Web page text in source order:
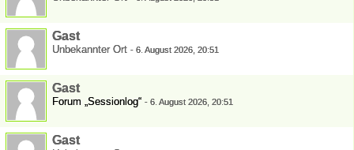
Gast
Unbekannter Ort - 6. August 2026, 20:51
Gast
Forum „Sessionlog“ - 6. August 2026, 20:51
Gast